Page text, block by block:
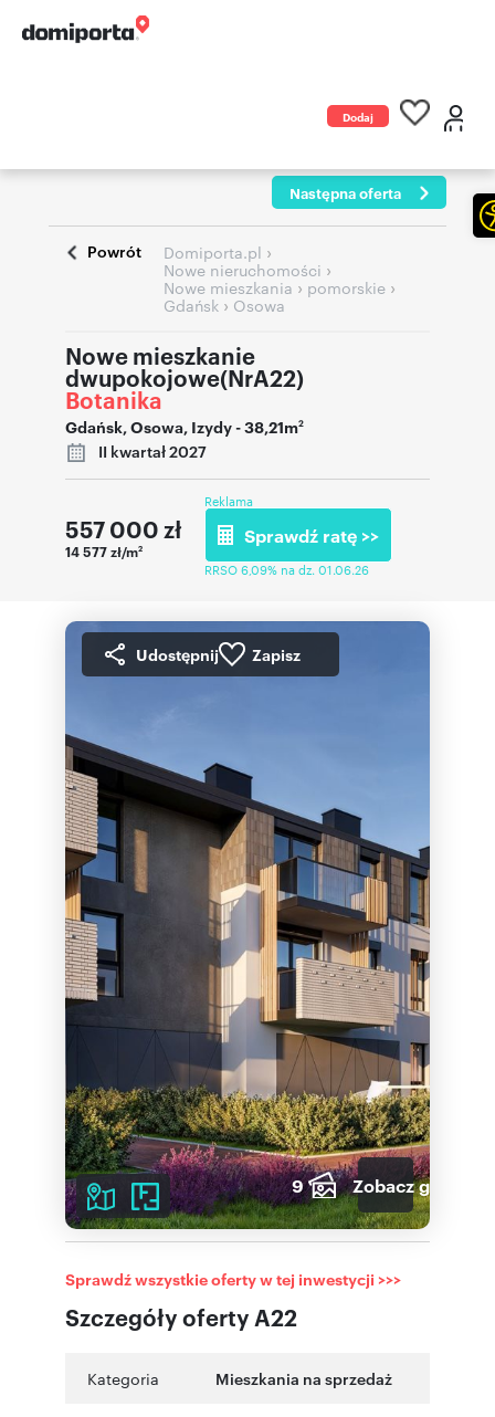
Dodaj
Następna oferta
Powrót Domiporta.pl ›
Nowe nieruchomości ›
Nowe mieszkania › pomorskie ›
Gdańsk › Osowa
Nowe mieszkanie
dwupokojowe(NrA22)
Botanika
Gdańsk,Osowa, Izydy- 38,21m2
II kwartał 2027
557 000 zł
14 577 zł/m2
Reklama
Sprawdź ratę >>
RRSO 6,09% na dz. 01.06.26
Udostępnij Zapisz
9 Zobacz galerię
Szczegóły oferty A22
Sprawdź wszystkie oferty w tej inwestycji >>>
Kategoria Mieszkania na sprzedaż